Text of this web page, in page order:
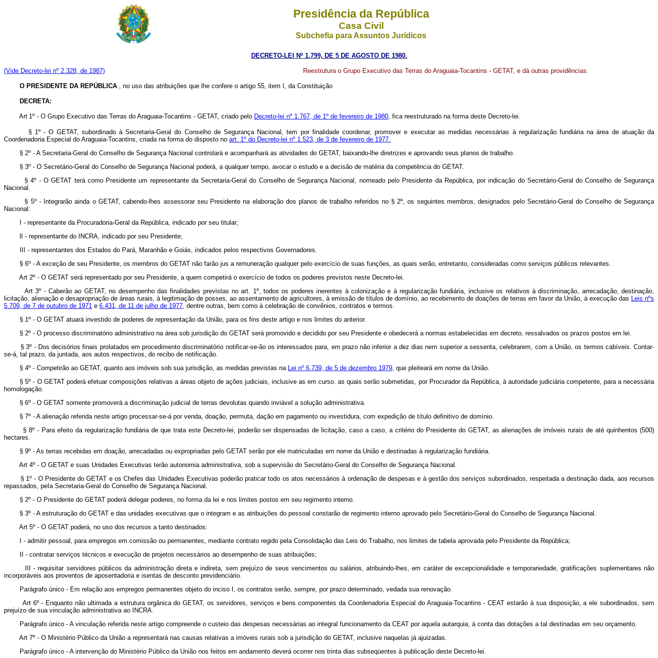
Presidência da República
Casa Civil
Subchefia para Assuntos Jurídicos
DECRETO-LEI Nº 1.799, DE 5 DE AGOSTO DE 1980.
(Vide Decreto-lei nº 2.328, de 1987) Reestrutura o Grupo Executivo das Terras do Araguaia-Tocantins - GETAT, e dá outras providências.
O PRESIDENTE DA REPÚBLICA , no uso das atribuições que lhe confere o artigo 55, item I, da Constituição
DECRETA:
Art 1º - O Grupo Executivo das Terras do Araguaia-Tocantins - GETAT, criado pelo Decreto-lei nº 1.767, de 1º de fevereiro de 1980, fica reestruturado na forma deste Decreto-lei.
§ 1º - O GETAT, subordinado à Secretaria-Geral do Conselho de Segurança Nacional, tem por finalidade coordenar, promover e executar as medidas necessárias à regularização fundiária na área de atuação da
Coordenadoria Especial do Araguaia-Tocantins, criada na forma do disposto no art. 1º do Decreto-lei nº 1.523, de 3 de fevereiro de 1977.
§ 2º - A Secretaria-Geral do Conselho de Segurança Nacional controlará e acompanhará as atividades do GETAT, baixando-lhe diretrizes e aprovando seus planos de trabalho.
§ 3º - O Secretário-Geral do Conselho de Segurança Nacional poderá, a qualquer tempo, avocar o estudo e a decisão de matéria da competência do GETAT.
§ 4º - O GETAT terá como Presidente um representante da Secretaria-Geral do Conselho de Segurança Nacional, nomeado pelo Presidente da República, por indicação do Secretário-Geral do Conselho de Segurança
Nacional.
§ 5º - Integrarão ainda o GETAT, cabendo-lhes assessorar seu Presidente na elaboração dos planos de trabalho referidos no § 2º, os seguintes membros, designados pelo Secretário-Geral do Conselho de Segurança
Nacional:
I - representante da Procuradoria-Geral da República, indicado por seu titular;
lI - representante do INCRA, indicado por seu Presidente;
III - representantes dos Estados do Pará, Maranhão e Goiás, indicados pelos respectivos Governadores.
§ 6º - A exceção de seu Presidente, os membros do GETAT não farão jus a remuneração qualquer pelo exercício de suas funções, as quais serão, entretanto, consideradas como serviços públicos relevantes.
Art 2º - O GETAT será representado por seu Presidente, a quem competirá o exercício de todos os poderes previstos neste Decreto-lei.
Art 3º - Caberão ao GETAT, no desempenho das finalidades previstas no art. 1º, todos os poderes inerentes à colonização e à regularização fundiária, inclusive os relativos à discriminação, arrecadação, destinação,
licitação, alienação e desapropriação de áreas rurais, à legitimação de posses, ao assentamento de agricultores, à emissão de títulos de domínio, ao recebimento de doações de terras em favor da União, à execução das Leis nºs
5.709, de 7 de outubro de 1971 e 6.431, de 11 de julho de 1977, dentre outras, bem como à celebração de convênios, contratos e termos.
§ 1º - O GETAT atuará investido de poderes de representação da União, para os fins deste artigo e nos limites do anterior.
§ 2º - O processo discriminatório administrativo na área sob jurisdição do GETAT será promovido e decidido por seu Presidente e obedecerá a normas estabelecidas em decreto, ressalvados os prazos postos em lei.
§ 3º - Dos decisórios finais prolatados em procedimento discriminatório notificar-se-ão os interessados para, em prazo não inferior a dez dias nem superior a sessenta, celebrarem, com a União, os termos cabíveis. Contar-
se-á, tal prazo, da juntada, aos autos respectivos, do recibo de notificação.
§ 4º - Competirão ao GETAT, quanto aos imóveis sob sua jurisdição, as medidas previstas na Lei nº 6.739, de 5 de dezembro 1979, que pleiteará em nome da União.
§ 5º - O GETAT poderá efetuar composições relativas a áreas objeto de ações judiciais, inclusive as em curso. as quais serão submetidas, por Procurador da República, à autoridade judiciária competente, para a necessária
homologação.
§ 6º - O GETAT somente promoverá a discriminação judicial de terras devolutas quando inviável a solução administrativa.
§ 7º - A alienação referida neste artigo processar-se-á por venda, doação, permuta, dação em pagamento ou investidura, com expedição de título definitivo de domínio.
§ 8º - Para efeito da regularização fundiária de que trata este Decreto-lei, poderão ser dispensadas de licitação, caso a caso, a critério do Presidente do GETAT, as alienações de imóveis rurais de até quinhentos (500)
hectares.
§ 9º - As terras recebidas em doação, arrecadadas ou expropriadas pelo GETAT serão por ele matriculadas em nome da União e destinadas à regularização fundiária.
Art 4º - O GETAT e suas Unidades Executivas terão autonomia administrativa, sob a supervisão do Secretário-Geral do Conselho de Segurança Nacional.
§ 1º - O Presidente do GETAT e os Chefes das Unidades Executivas poderão praticar todo os atos necessários à ordenação de despesas e à gestão dos serviços subordinados, respeitada a destinação dada, aos recursos
repassados, peIa Secretaria-Geral do Conselho de Segurança Nacional.
§ 2º - O Presidente do GETAT poderá delegar poderes, no forma da lei e nos limites postos em seu regimento interno.
§ 3º - A estruturação do GETAT e das unidades executivas que o integram e as atribuições do pessoal constarão de regimento interno aprovado pelo Secretário-Geral do Conselho de Segurança Nacional.
Art 5º - O GETAT poderá, no uso dos recursos a tanto destinados:
I - admitir pessoal, para empregos em comissão ou permanentes, mediante contrato regido pela Consolidação das Leis do Trabalho, nos limites de tabela aprovada pelo Presidente da República;
II - contratar serviços técnicos e execução de projetos necessários ao desempenho de suas atribuições;
III - requisitar servidores públicos da administração direta e indireta, sem prejuízo de seus vencimentos ou salários, atribuindo-lhes, em caráter de excepcionalidade e temporariedade, gratificações suplementares não
incorporáveis aos proventos de aposentadoria e isentas de desconto previdenciário.
Parágrafo único - Em relação aos empregos permanentes objeto do inciso I, os contratos serão, sempre, por prazo determinado, vedada sua renovação.
Art 6º - Enquanto não ultimada a estrutura orgânica do GETAT, os servidores, serviços e bens componentes da Coordenadoria Especial do Araguaia-Tocantins - CEAT estarão à sua disposição, a ele subordinados, sem
prejuízo de sua vinculação administrativa ao INCRA.
Parágrafo único - A vinculação referida neste artigo compreende o custeio das despesas necessárias ao integral funcionamento da CEAT por aquela autarquia, à conta das dotações a tal destinadas em seu orçamento.
Art 7º - O Ministério Público da União a representará nas causas relativas a imóveis rurais sob a jurisdição do GETAT, inclusive naquelas já ajuizadas.
Parágrafo único - A intervenção do Ministério Público da União nos feitos em andamento deverá ocorrer nos trinta dias subseqüentes à publicação deste Decreto-lei.